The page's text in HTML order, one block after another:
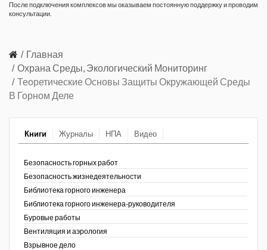
После подключения комплексов мы оказываем постоянную поддержку и проводим
консультации.
Главная
Охрана Среды, Экологический Мониторинг
Теоретические Основы Защиты Окружающей Среды
В Горном Деле
Книги Журналы НПА Видео
Безопасность горных работ
Безопасность жизнедеятельности
Библиотека горного инженера
Библиотека горного инженера-руководителя
Буровые работы
Вентиляция и аэрология
Взрывное дело
Информационный бюллетень
Информация и космос
Маркшейдерский вестник
Медицина катастроф
Минеральные ресурсы России
Нефтегазовые технологии
Нефтегазовая вертикаль